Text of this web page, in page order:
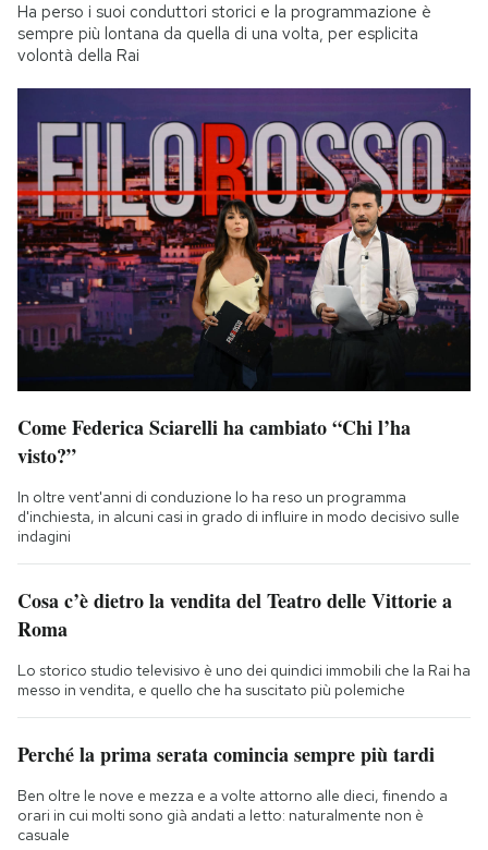
Ha perso i suoi conduttori storici e la programmazione è
sempre più lontana da quella di una volta, per esplicita
volontà della Rai
Come Federica Sciarelli ha cambiato “Chi l’ha
visto?”
In oltre vent'anni di conduzione lo ha reso un programma
d'inchiesta, in alcuni casi in grado di influire in modo decisivo sulle
indagini
Cosa c’è dietro la vendita del Teatro delle Vittorie a
Roma
Lo storico studio televisivo è uno dei quindici immobili che la Rai ha
messo in vendita, e quello che ha suscitato più polemiche
Perché la prima serata comincia sempre più tardi
Ben oltre le nove e mezza e a volte attorno alle dieci, finendo a
orari in cui molti sono già andati a letto: naturalmente non è
casuale